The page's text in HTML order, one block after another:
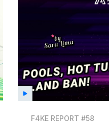
F4KE REPORT #58